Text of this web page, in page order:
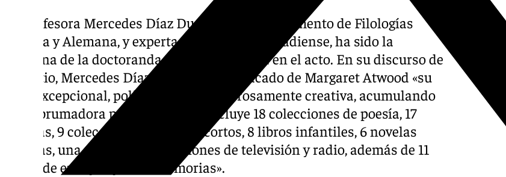
La profesora Mercedes Díaz Dueñas del departamento de Filologías
Inglesa y Alemana, y experta en literatura canadiense, ha sido la
madrina de la doctoranda Margaret Atwood en el acto. En su discurso de
laudatio, Mercedes Díaz Dueñas ha destacado de Margaret Atwood «su
obra excepcional, polifacética y asombrosamente creativa, acumulando
una abrumadora producción que incluye 18 colecciones de poesía, 17
novelas, 9 colecciones de relatos cortos, 8 libros infantiles, 6 novelas
gráficas, una obra de teatro, guiones de televisión y radio, además de 11
libros de ensayos y unas memorias».